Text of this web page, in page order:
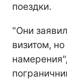
поездки.
"Они
визитом,